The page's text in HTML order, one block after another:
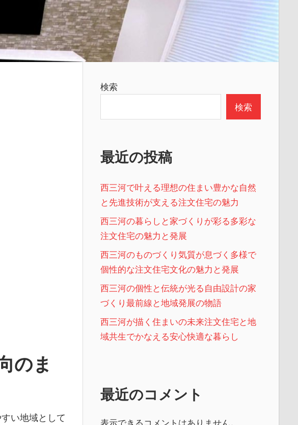
のま
い地域として
検索
検索
最近の投稿
西三河で叶える理想の住まい豊かな自然
と先進技術が支える注文住宅の魅力
西三河の暮らしと家づくりが彩る多彩な
注文住宅の魅力と発展
西三河のものづくり気質が息づく多様で
個性的な注文住宅文化の魅力と発展
西三河の個性と伝統が光る自由設計の家
づくり最前線と地域発展の物語
西三河が描く住まいの未来注文住宅と地
域共生でかなえる安心快適な暮らし
最近のコメント
表示できるコメントはありません。